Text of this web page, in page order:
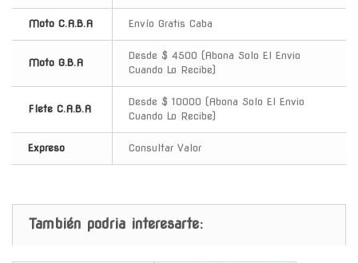
Moto C.A.B.A Envío Gratis Caba
Moto G.B.A
Desde $ 4500 (Abona Solo El Envio
Cuando Lo Recibe)
Flete C.A.B.A
Desde $ 10000 (Abona Solo El Envio
Cuando Lo Recibe)
Expreso Consultar Valor
También podria interesarte: